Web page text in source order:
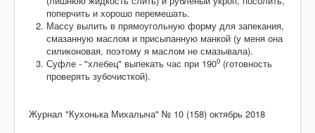
поперчить и хорошо перемешать.
Массу вылить в прямоугольную форму для запекания,
смазанную маслом и присыпанную манкой (у меня она
силиконовая, поэтому я маслом не смазывала).
Суфле - "хлебец" выпекать час при 1900 (готовность
проверять зубочисткой).
Журнал "Кухонька Михалыча" № 10 (158) октябрь 2018